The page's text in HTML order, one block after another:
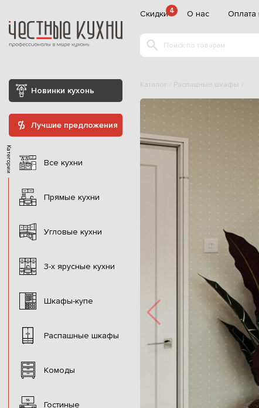
Скидки4 О нас Оплата
Новинки кухонь
Лучшие предложения
Категории Все кухни
Прямые кухни
Угловые кухни
3-х ярусные кухни
Шкафы-купе
Распашные шкафы
Комоды
Гостиные
Каталог Распашные шкафы